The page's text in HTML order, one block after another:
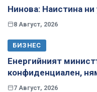
Нинова: Наистина
8 Август, 2026
БИЗНЕС
Енергийният
конфиденциален,
7 Август, 2026